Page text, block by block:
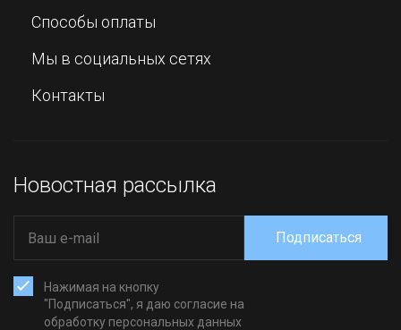
Способы оплаты
Мы в социальных сетях
Контакты
Новостная рассылка
Нажимая на кнопку
"Подписаться", я даю согласие на
обработку персональных данных
Подписаться